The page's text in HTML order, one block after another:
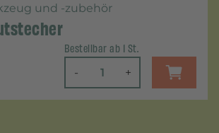
und -zubehör
Bestellbar ab 1 St.
- +